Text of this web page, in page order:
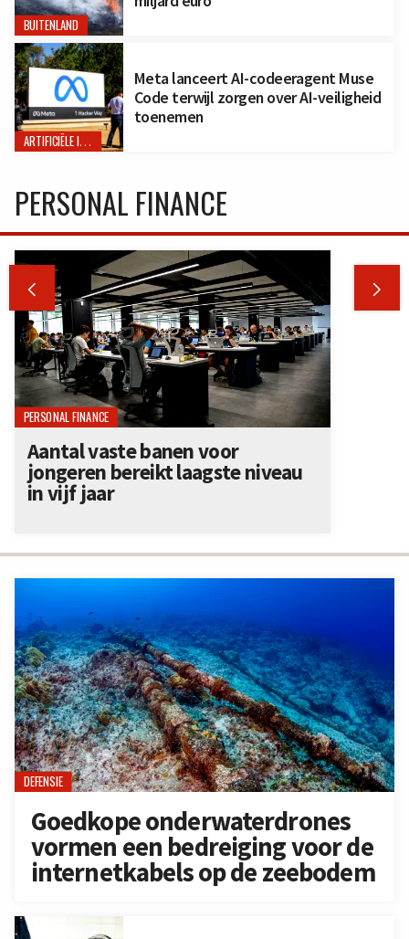
BUITENLAND
ARTIFICIËLE INTELLIGENTIE
Meta lanceert AI-codeeragent Muse
Code terwijl zorgen over AI-veiligheid
toenemen
DEFENSIE
Goedkope onderwaterdrones
vormen een bedreiging voor de
internetkabels op de zeebodem
PERSONAL FINANCE
 
PERSONAL FINANCE
Aantal vaste banen voor
jongeren bereikt laagste niveau
in vijf jaar